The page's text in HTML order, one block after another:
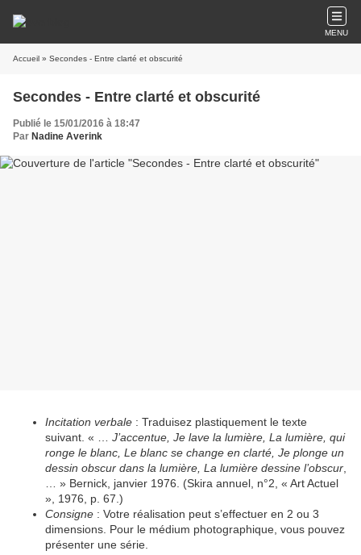
MENU
Accueil » Secondes - Entre clarté et obscurité
Secondes - Entre clarté et obscurité
Publié le 15/01/2016 à 18:47
Par Nadine Averink
Incitation verbale : Traduisez plastiquement le texte
suivant. « … J’accentue, Je lave la lumière, La lumière, qui
ronge le blanc, Le blanc se change en clarté, Je plonge un
dessin obscur dans la lumière, La lumière dessine l’obscur
… » Bernick, janvier 1976. (Skira annuel, n°2, « Art Actuel
», 1976, p. 67.)
Consigne : Votre réalisation peut s’effectuer en 2 ou 3
dimensions. Pour le médium photographique, vous pouvez
présenter une série.